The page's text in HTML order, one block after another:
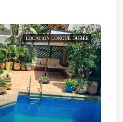
LOCATION LONGUE DURÉE